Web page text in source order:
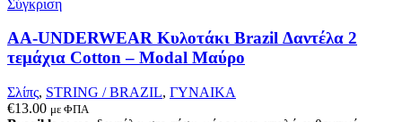
στη
σελίδα
του
Σύγκριση
AA-UNDERWEAR Κυλοτάκι Brazil Δαντέλα 2
τεμάχια Cotton – Modal Μαύρο
Σλίπς, STRING / BRAZIL, ΓΥΝΑΙΚΑ
€13.00 με ΦΠΑ